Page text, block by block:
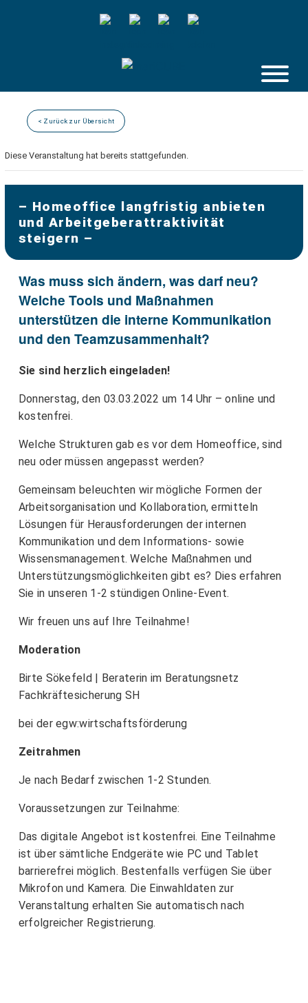
< Zurück zur Übersicht
Diese Veranstaltung hat bereits stattgefunden.
– Homeoffice langfristig anbieten
und Arbeitgeberattraktivität
steigern –
Was muss sich ändern, was darf neu?
Welche Tools und Maßnahmen
unterstützen die interne Kommunikation
und den Teamzusammenhalt?
Sie sind herzlich eingeladen!
Donnerstag, den 03.03.2022 um 14 Uhr – online und
kostenfrei.
Welche Strukturen gab es vor dem Homeoffice, sind
neu oder müssen angepasst werden?
Gemeinsam beleuchten wir mögliche Formen der
Arbeitsorganisation und Kollaboration, ermitteln
Lösungen für Herausforderungen der internen
Kommunikation und dem Informations- sowie
Wissensmanagement. Welche Maßnahmen und
Unterstützungsmöglichkeiten gibt es? Dies erfahren
Sie in unseren 1-2 stündigen Online-Event.
Wir freuen uns auf Ihre Teilnahme!
Moderation
Birte Sökefeld | Beraterin im Beratungsnetz
Fachkräftesicherung SH
bei der egw:wirtschaftsförderung
Zeitrahmen
Je nach Bedarf zwischen 1-2 Stunden.
Voraussetzungen zur Teilnahme:
Das digitale Angebot ist kostenfrei. Eine Teilnahme
ist über sämtliche Endgeräte wie PC und Tablet
barrierefrei möglich. Bestenfalls verfügen Sie über
Mikrofon und Kamera. Die Einwahldaten zur
Veranstaltung erhalten Sie automatisch nach
erfolgreicher Registrierung.